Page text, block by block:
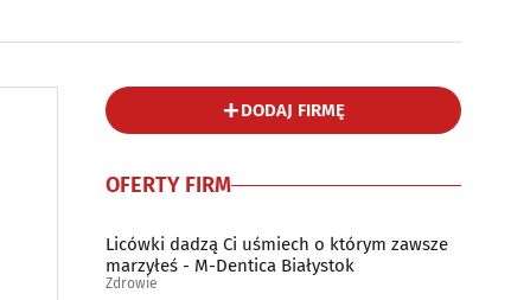
DODAJ FIRMĘ
OFERTY FIRM
Licówki dadzą Ci uśmiech o którym zawsze
marzyłeś - M-Dentica Białystok
Zdrowie